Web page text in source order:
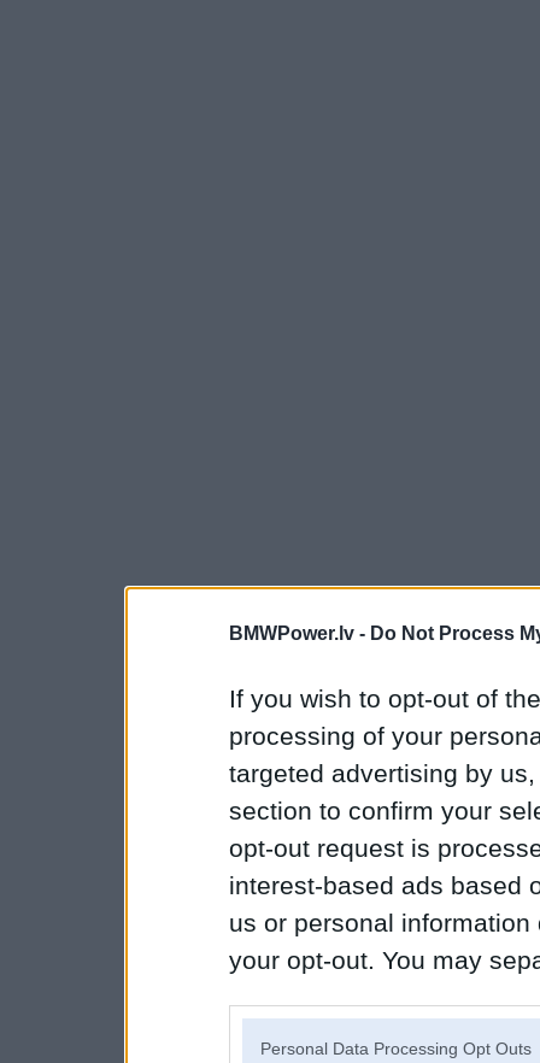
BMWPower.lv - Do Not Process
If you wish to opt-out of
processing of your
targeted advertising by
section to confirm your
opt-out request is
interest-based ads based
us or personal
your opt-out. You may
Personal Data Processing Opt Outs